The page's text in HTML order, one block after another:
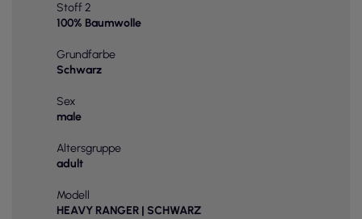
Stoff 2
100% Baumwolle
Grundfarbe
Schwarz
Sex
male
Altersgruppe
adult
Modell
HEAVY RANGER | SCHWARZ